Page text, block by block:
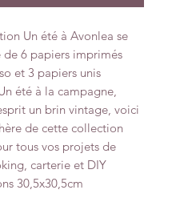
Un été à Avonlea se
de 6 papiers imprimés
et 3 papiers unis
été à la campagne,
un brin vintage, voici
de cette collection
tous vos projets de
carterie et DIY
30,5x30,5cm